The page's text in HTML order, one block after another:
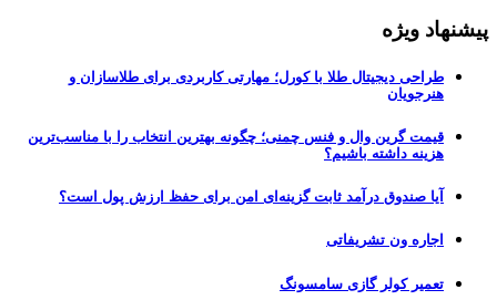
پیشنهاد ویژه
طراحی دیجیتال طلا با کورل؛ مهارتی کاربردی برای طلاسازان و
هنرجویان
قیمت گرین وال و فنس چمنی؛ چگونه بهترین انتخاب را با مناسب‌ترین
هزینه داشته باشیم؟
آیا صندوق درآمد ثابت گزینه‌ای امن برای حفظ ارزش پول است؟
اجاره ون تشریفاتی
تعمیر کولر گازی سامسونگ